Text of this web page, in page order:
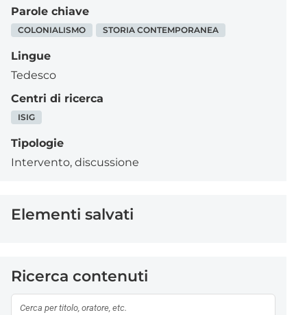
Parole chiave
COLONIALISMO STORIA CONTEMPORANEA
Lingue
Tedesco
Centri di ricerca
ISIG
Tipologie
Intervento, discussione
Elementi salvati
Ricerca contenuti